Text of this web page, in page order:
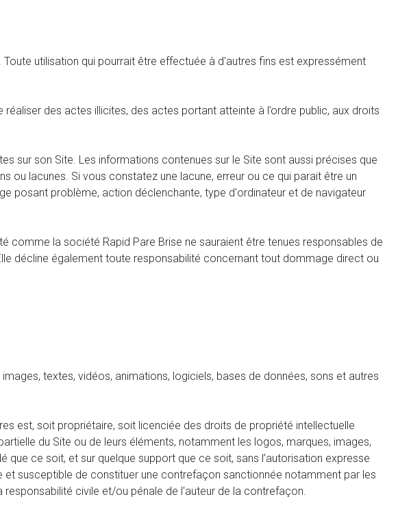
utilisation qui pourrait être effectuée à d'autres fins est expressément
réaliser des actes illicites, des actes portant atteinte à l’ordre public, aux droits
sur son Site. Les informations contenues sur le Site sont aussi précises que
lacunes. Si vous constatez une lacune, erreur ou ce qui parait être un
posant problème, action déclenchante, type d'ordinateur et de navigateur
comme la société Rapid Pare Brise ne sauraient être tenues responsables de
décline également toute responsabilité concernant tout dommage direct ou
textes, vidéos, animations, logiciels, bases de données, sons et autres
est, soit propriétaire, soit licenciée des droits de propriété intellectuelle
du Site ou de leurs éléments, notamment les logos, marques, images,
ce soit, et sur quelque support que ce soit, sans l’autorisation expresse
susceptible de constituer une contrefaçon sanctionnée notamment par les
responsabilité civile et/ou pénale de l'auteur de la contrefaçon.